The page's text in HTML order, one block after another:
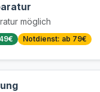
möglich
Notdienst: ab 79€